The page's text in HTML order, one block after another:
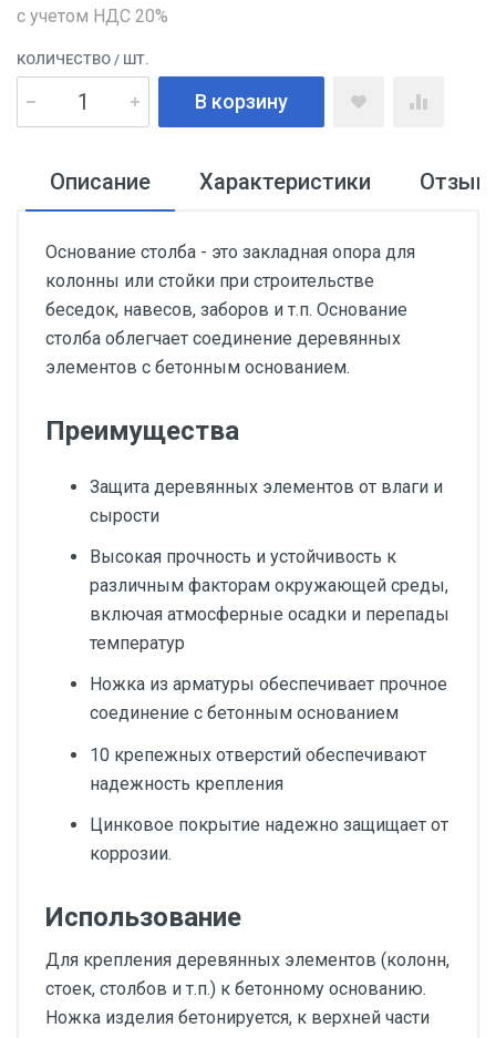
с учетом НДС 20%
КОЛИЧЕСТВО / ШТ.
В корзину
Описание Характеристики
Основание столба - это закладная опора для
колонны или стойки при строительстве
беседок, навесов, заборов и т.п. Основание
столба облегчает соединение деревянных
элементов с бетонным основанием.
Преимущества
Защита деревянных элементов от влаги и
сырости
Высокая прочность и устойчивость к
различным факторам окружающей среды,
включая атмосферные осадки и перепады
температур
Ножка из арматуры обеспечивает прочное
соединение с бетонным основанием
10 крепежных отверстий обеспечивают
надежность крепления
Цинковое покрытие надежно защищает от
коррозии.
Использование
Для крепления деревянных элементов (колонн,
стоек, столбов и т.п.) к бетонному основанию.
Ножка изделия бетонируется, к верхней части